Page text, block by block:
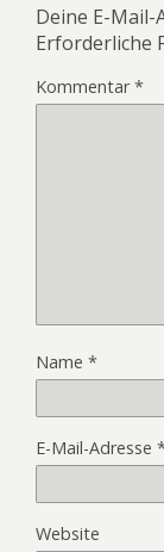
Deine E-
Erforderliche
Kommentar*
Name *
E-Mail-Adresse
Website